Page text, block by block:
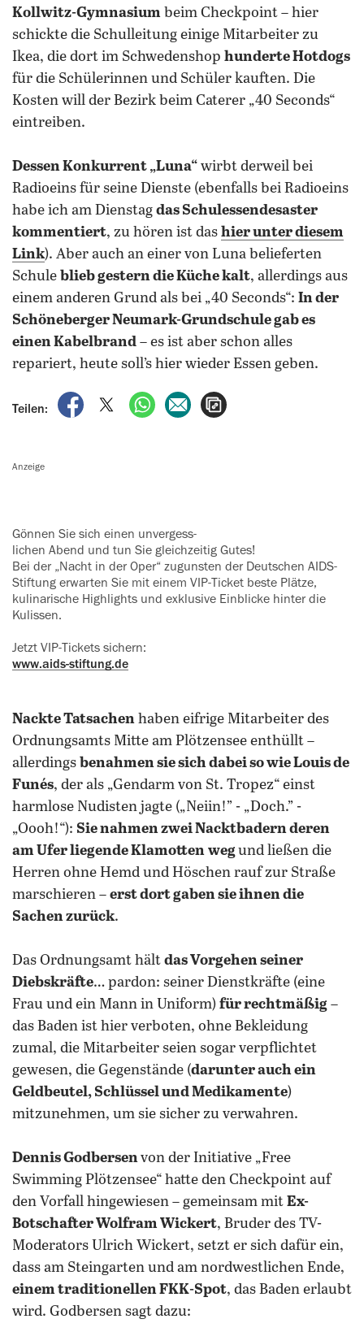
Kollwitz-Gymnasium beim Checkpoint – hier
schickte die Schulleitung einige Mitarbeiter zu
Ikea, die dort im Schwedenshop hunderte Hotdogs
für die Schülerinnen und Schüler kauften. Die
Kosten will der Bezirk beim Caterer „40 Seconds“
eintreiben.
Dessen Konkurrent „Luna“ wirbt derweil bei
Radioeins für seine Dienste (ebenfalls bei Radioeins
habe ich am Dienstag das Schulessendesaster
kommentiert, zu hören ist das hier unter diesem
Link). Aber auch an einer von Luna belieferten
Schule blieb gestern die Küche kalt, allerdings aus
einem anderen Grund als bei „40 Seconds“: In der
Schöneberger Neumark-Grundschule gab es
einen Kabelbrand – es ist aber schon alles
repariert, heute soll’s hier wieder Essen geben.
Teilen:
auf Facebook teilen
auf X teilenper WhatsApp teilen
per E-Mail teilen
Anzeige
Gönnen Sie sich einen unvergess-
­lichen Abend und tun Sie gleichzeitig Gutes!
Bei der „Nacht in der Oper“ zugunsten der Deutschen AIDS-
Stiftung erwarten Sie mit einem VIP-Ticket beste Plätze,
kulinarische Highlights und exklusive Einblicke hinter die
‍Kulissen.
Jetzt VIP-Tickets sichern:
www.aids-stiftung.de
Nackte Tatsachen haben eifrige Mitarbeiter des
Ordnungsamts Mitte am Plötzensee enthüllt –
allerdings benahmen sie sich dabei so wie Louis de
Funés, der als „Gendarm von St. Tropez“ einst
harmlose Nudisten jagte („Neiin!” - „Doch.” -
„Oooh!“): Sie nahmen zwei Nacktbadern deren
am Ufer liegende Klamotten wegund ließen die
Herren ohne Hemd und Höschen rauf zur Straße
marschieren – erst dort gaben sie ihnen die
Sachen zurück.
Das Ordnungsamt hält das Vorgehen seiner
Diebskräfte… pardon: seiner Dienstkräfte (eine
Frau und ein Mann in Uniform) für rechtmäßig –
das Baden ist hier verboten, ohne Bekleidung
zumal, die Mitarbeiter seien sogar verpflichtet
gewesen, die Gegenstände (darunter auch ein
Geldbeutel, Schlüssel und Medikamente)
mitzunehmen, um sie sicher zu verwahren.
Dennis Godbersenvon der Initiative „Free
Swimming Plötzensee“ hatte den Checkpoint auf
den Vorfall hingewiesen – gemeinsam mit Ex-
Botschafter Wolfram Wickert, Bruder des TV-
Moderators Ulrich Wickert, setzt er sich dafür ein,
dass am Steingarten und am nordwestlichen Ende,
einem traditionellen FKK-Spot, das Baden erlaubt
wird. Godbersen sagt dazu: